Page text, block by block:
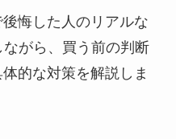
悔した人のリアルな
がら、買う前の判断
的な対策を解説しま